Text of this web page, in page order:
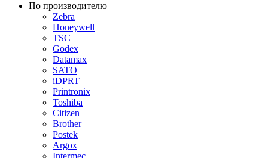
По производителю
Zebra
Honeywell
TSC
Godex
Datamax
SATO
iDPRT
Printronix
Toshiba
Citizen
Brother
Postek
Argox
Intermec